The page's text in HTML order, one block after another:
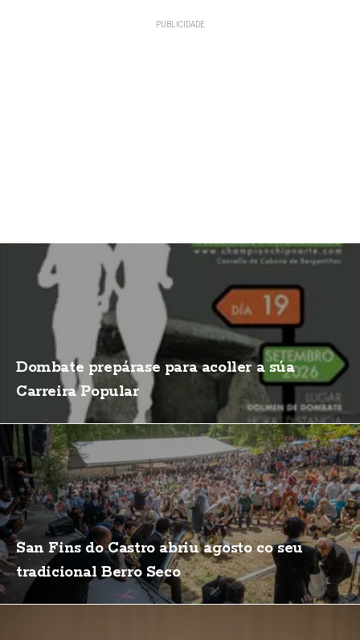
Dombate prepárase para acoller a súa
Carreira Popular
San Fins do Castro abriu agosto co seu
tradicional Berro Seco